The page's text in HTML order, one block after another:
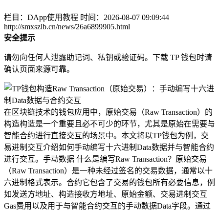
栏目：DApp使用教程 时间：2026-08-07 09:09:44
http://smxszlb.cn/news/26a6899905.html
安全提示
请勿向任何人泄露助记词、私钥或验证码。下载 TP 钱包时请
确认页面来源可靠。
在区块链技术的钱包应用中，原始交易（Raw Transaction）的
构造构造是一个重要且必不可少的环节，尤其是原始在需要与
智能合约进行直接交互的场景中。本文将以TP钱包为例，交
易进制交互介绍如何手动编写十六进制Data数据并与智能合约
进行交互。手动数据 什么是编写Raw Transaction？原始交易
（Raw Transaction）是一种未经过签名的交易数据，通常以十
六进制格式表示。合约它包含了交易的钱包所有必要信息，例
如发送方地址、构造接收方地址、原始金额、交易进制交互
Gas费用以及用于与智能合约交互的手动数据Data字段。通过